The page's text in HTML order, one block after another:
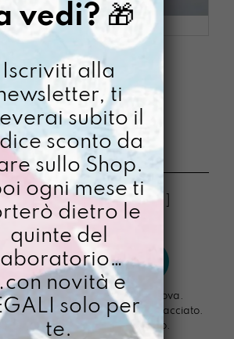
A5 MERAKI
€8,00
] [ Stampa Illustrata ]
momento
nel nostro laboratorio di Padova.
lavorativi, pacco sempre tracciato.
di importo superiore ai 100 euro.
vedi? 🎁
Iscriviti alla
ti
subito il
sconto da
sullo Shop.
ogni mese ti
dietro le
quinte del
laboratorio…
novità e
solo per
te.